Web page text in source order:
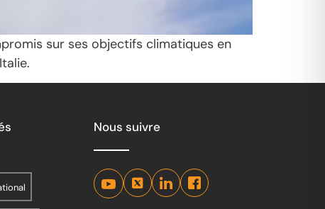
sur ses objectifs climatiques en
Nous suivre